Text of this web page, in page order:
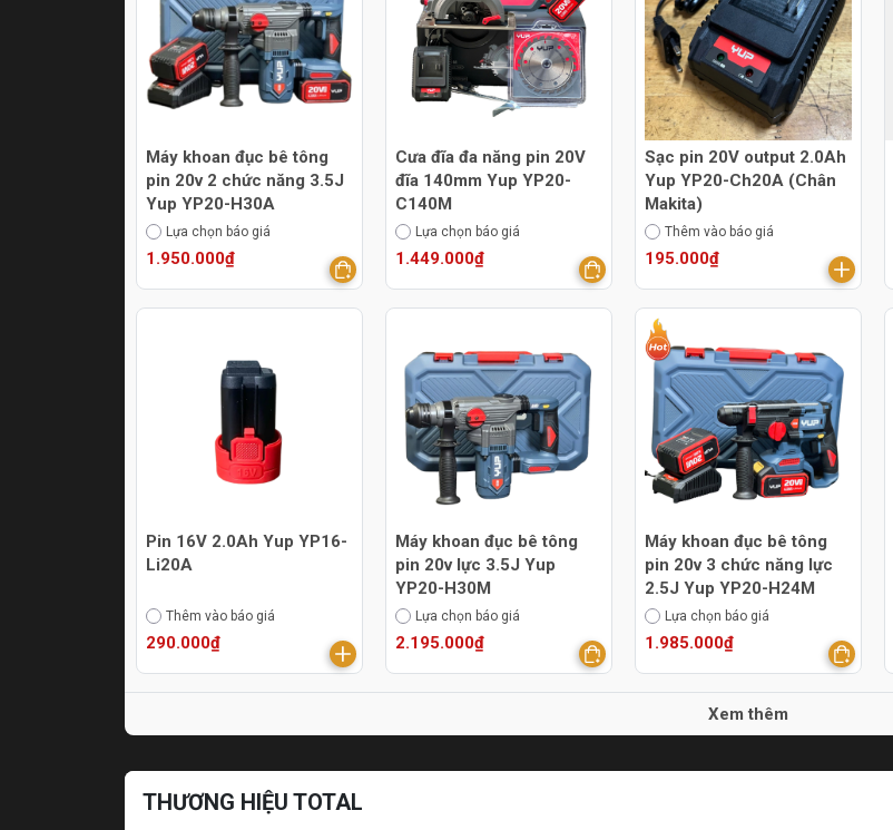
Máy khoan đục bê tông
pin 20v 2 chức năng 3.5J
Yup YP20-H30A
Lựa chọn báo giá
1.950.000₫
Cưa đĩa đa năng pin 20V
đĩa 140mm Yup YP20-
C140M
Lựa chọn báo giá
1.449.000₫
Sạc pin 20V output 2.0Ah
Yup YP20-Ch20A (Chân
Makita)
Thêm vào báo giá
195.000₫
Pin 16V 2.0Ah Yup YP16-
Li20A
Thêm vào báo giá
290.000₫
Máy khoan đục bê tông
pin 20v lực 3.5J Yup
YP20-H30M
Lựa chọn báo giá
2.195.000₫
Máy khoan đục bê tông
pin 20v 3 chức năng lực
2.5J Yup YP20-H24M
Lựa chọn báo giá
1.985.000₫
Xem thêm
THƯƠNG HIỆU TOTAL